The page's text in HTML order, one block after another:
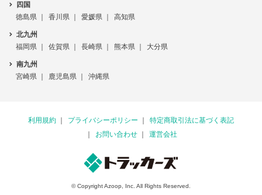
四国
徳島県
香川県 愛媛県 高知県
北九州
福岡県
佐賀県 長崎県 熊本県 大分県
南九州
宮崎県
鹿児島県 沖縄県
利用規約 プライバシーポリシー
特定商取引法に基づく表記
お問い合わせ
運営会社
© Copyright Azoop, Inc. All Rights Reserved.